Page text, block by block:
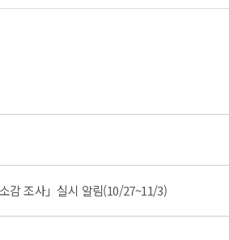
감 조사」실시 알림(10/27~11/3)